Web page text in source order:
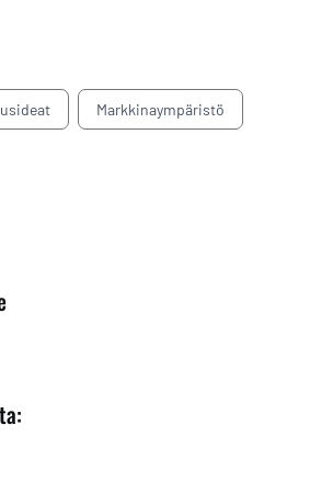
Markkinaympäristö